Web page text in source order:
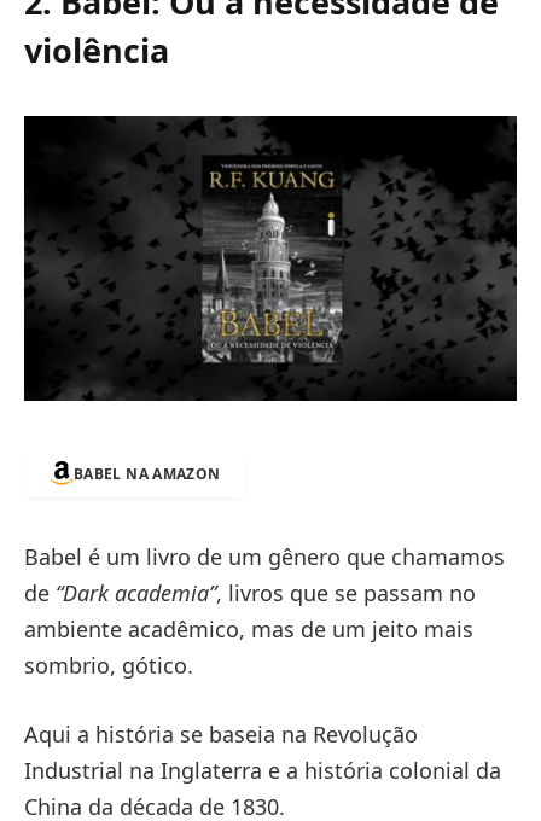
violência
BABEL NA AMAZON
Babel é um livro de um gênero que chamamos
de “Dark academia”, livros que se passam no
ambiente acadêmico, mas de um jeito mais
sombrio, gótico.
Aqui a história se baseia na Revolução
Industrial na Inglaterra e a história colonial da
China da década de 1830.